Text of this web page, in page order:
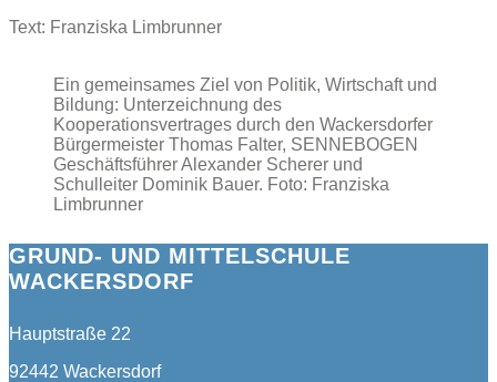
Text: Franziska Limbrunner
Ein gemeinsames Ziel von Politik, Wirtschaft und
Bildung: Unterzeichnung des
Kooperationsvertrages durch den Wackersdorfer
Bürgermeister Thomas Falter, SENNEBOGEN
Geschäftsführer Alexander Scherer und
Schulleiter Dominik Bauer. Foto: Franziska
Limbrunner
GRUND- UND MITTELSCHULE
WACKERSDORF
Hauptstraße 22
92442 Wackersdorf